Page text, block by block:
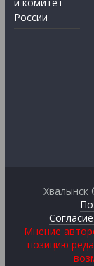
России
Мнение
позицию